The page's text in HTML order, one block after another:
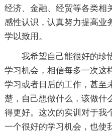
经济、金融、经贸等各类相
感性认识，认真努力提高业
学以致用。
我希望自己能很好的珍
学习机会，相信每多一次这
学习或者日后的工作，甚至
楚，自己想做什么，该做什
得更好。这次的实训对于我
一个很好的学习机会，也使